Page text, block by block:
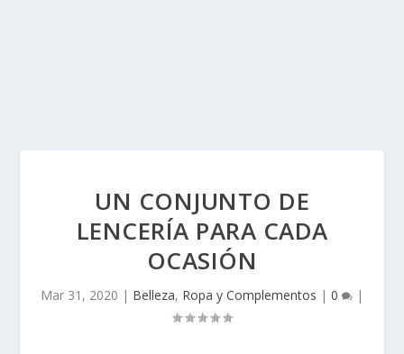
UN CONJUNTO DE
LENCERÍA PARA CADA
OCASIÓN
Mar 31, 2020 | Belleza, Ropa y Complementos | 0 |